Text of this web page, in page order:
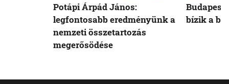
Potápi Árpád János:
legfontosabb eredményünk a
nemzeti összetartozás
megerősödése
Budapest
bízik a